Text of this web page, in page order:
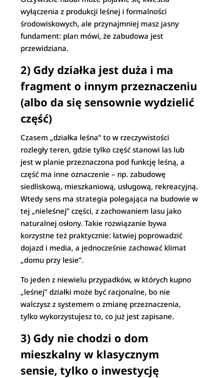
wyłączenia z produkcji leśnej i formalności
środowiskowych, ale przynajmniej masz jasny
fundament: plan mówi, że zabudowa jest
przewidziana.
2) Gdy działka jest duża i ma
fragment o innym przeznaczeniu
(albo da się sensownie wydzielić
część)
Czasem „działka leśna” to w rzeczywistości
rozległy teren, gdzie tylko część stanowi las lub
jest w planie przeznaczona pod funkcję leśną, a
część ma inne oznaczenie – np. zabudowę
siedliskową, mieszkaniową, usługową, rekreacyjną.
Wtedy sens ma strategia polegająca na budowie w
tej „nieleśnej” części, z zachowaniem lasu jako
naturalnej osłony. Takie rozwiązanie bywa
korzystne też praktycznie: łatwiej poprowadzić
dojazd i media, a jednocześnie zachować klimat
„domu przy lesie”.
To jeden z niewielu przypadków, w których kupno
„leśnej” działki może być racjonalne, bo nie
walczysz z systemem o zmianę przeznaczenia,
tylko wykorzystujesz to, co już jest zapisane.
3) Gdy nie chodzi o dom
mieszkalny w klasycznym
sensie, tylko o inwestycję